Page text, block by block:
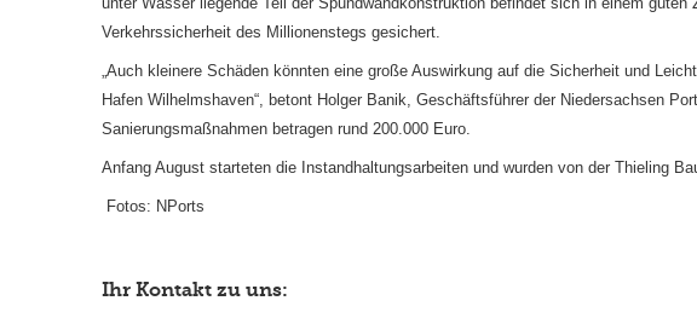
Verkehrssicherheit des Millionenstegs gesichert.
„Auch kleinere Schäden könnten eine große Auswirkung auf die Sicherheit und
Hafen Wilhelmshaven“, betont Holger Banik, Geschäftsführer der Niedersachsen
Sanierungsmaßnahmen betragen rund 200.000 Euro.
Anfang August starteten die Instandhaltungsarbeiten und wurden von der Thieling
Fotos: NPorts
Ihr Kontakt zu uns: